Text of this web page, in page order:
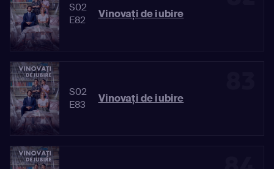
S02
E82
Vinovaţi de iubire
S02
E83
Vinovaţi de iubire